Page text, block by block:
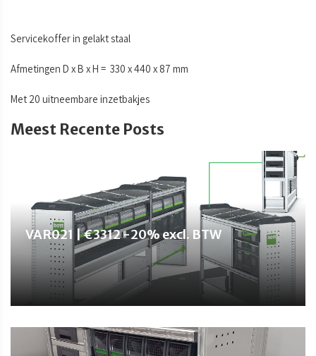
Servicekoffer in gelakt staal
Afmetingen D x B x H = 330 x 440 x 87 mm
Met 20 uitneembare inzetbakjes
Meest Recente Posts
VAR021 | €3312 -20% excl. BTW